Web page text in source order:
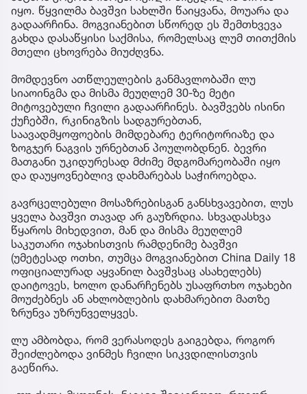
იყო. წყვილმა ბავშვი სახლში წაიყვანა, მოუარა და
გადაარჩინა. მოგვიანებით სწორედ ეს შემთხვევა
გახდა დასაწყისი საქმისა, რომელსაც ლუმ თითქმის
მთელი ცხოვრება მიუძღვნა.
მომდევნო ათწლეულების განმავლობაში ლუ
სიაოინგმა და მისმა მეუღლემ 30-ზე მეტი
მიტოვებული ჩვილი გადაარჩინეს. ბავშვებს ისინი
ქუჩებში, რკინიგზის სადგურებთან,
საავადმყოფოების მიმდებარე ტერიტორიაზე და
ზოგჯერ ნაგვის ურნებთან პოულობდნენ. ბევრი
მათგანი უკიდურესად მძიმე მდგომარეობაში იყო
და დაუყოვნებლივ დახმარებას საჭიროებდა.
გავრცელებული მოსაზრებისგან განსხვავებით, ლუს
ყველა ბავშვი თავად არ გაუზრდია. სხვადასხვა
წყაროს მიხედვით, მან და მისმა მეუღლემ
საკუთარი ოჯახისთვის რამდენიმე ბავშვი
(უმეტესად ოთხი, თუმცა მოგვიანებით China Daily 18
ოფიციალურად აყვანილ ბავშვსაც ასახელებს)
დაიტოვეს, ხოლო დანარჩენებს უსაფრთხო ოჯახები
მოუძებნეს ან ახლობლების დახმარებით მათზე
ზრუნვა უზრუნველყვეს.
ლუ ამბობდა, რომ ვერასოდეს გაიგებდა, როგორ
შეიძლებოდა ვინმეს ჩვილი სიკვდილისთვის
გაეწირა.